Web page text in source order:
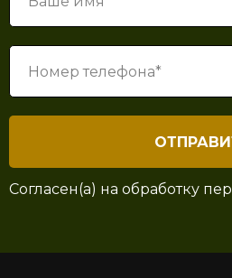
Согласен(а) на обработку